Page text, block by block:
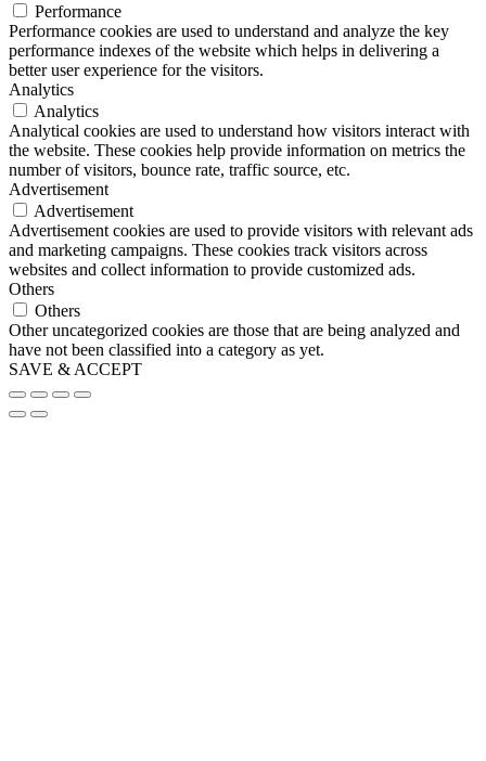
Performance
Performance cookies are used to understand and analyze the key
performance indexes of the website which helps in delivering a
better user experience for the visitors.
Analytics
Analytics
Analytical cookies are used to understand how visitors interact with
the website. These cookies help provide information on metrics the
number of visitors, bounce rate, traffic source, etc.
Advertisement
Advertisement
Advertisement cookies are used to provide visitors with relevant ads
and marketing campaigns. These cookies track visitors across
websites and collect information to provide customized ads.
Others
Others
Other uncategorized cookies are those that are being analyzed and
have not been classified into a category as yet.
SAVE & ACCEPT